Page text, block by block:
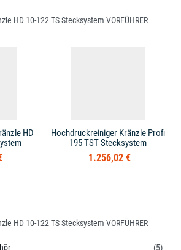
HD 10-122 TS Stecksystem VORFÜHRER
HD
Hochdruckreiniger Kränzle Profi
195 TST Stecksystem
1.256,02 €
HD 10-122 TS Stecksystem VORFÜHRER
(5)